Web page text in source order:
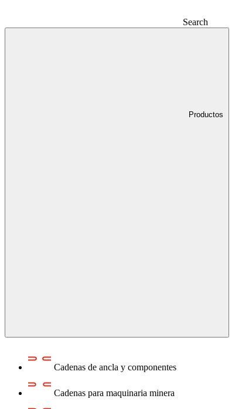
Search
Productos
Cadenas de ancla y componentes
Cadenas para maquinaria minera